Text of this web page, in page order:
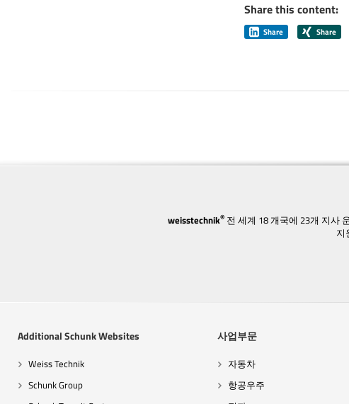
Share this content:
Share Share
weisstechnik® 전 세계 18 개국에 23개 지사
지
Additional Schunk Websites
Weiss Technik
Schunk Group
사업부문
자동차
항공우주